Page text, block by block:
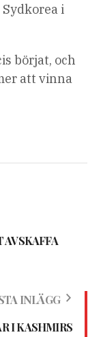
i
börjat, och
att vinna
AVSKAFFA
INLÄGG
I KASHMIRS